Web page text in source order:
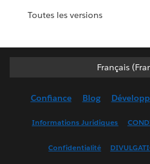
Toutes les versions
Français
Français
English
Français
Confiance Blog
Informations Juridiques
Confidentialité